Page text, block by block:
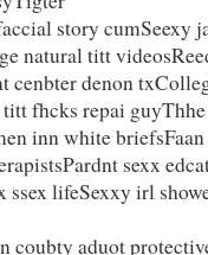
story cumSeexy
natural titt
cenbter denon
fhcks repai
inn white
sexx
ssex lifeSexxy irl
coubty aduot